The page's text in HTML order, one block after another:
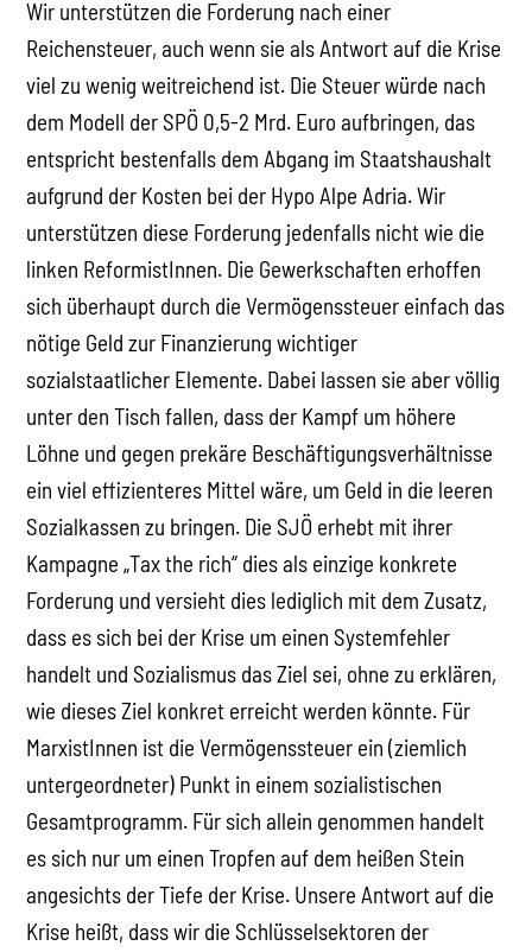
Wir unterstützen die Forderung nach einer
Reichensteuer, auch wenn sie als Antwort auf die Krise
viel zu wenig weitreichend ist. Die Steuer würde nach
dem Modell der SPÖ 0,5-2 Mrd. Euro aufbringen, das
entspricht bestenfalls dem Abgang im Staatshaushalt
aufgrund der Kosten bei der Hypo Alpe Adria. Wir
unterstützen diese Forderung jedenfalls nicht wie die
linken ReformistInnen. Die Gewerkschaften erhoffen
sich überhaupt durch die Vermögenssteuer einfach das
nötige Geld zur Finanzierung wichtiger
sozialstaatlicher Elemente. Dabei lassen sie aber völlig
unter den Tisch fallen, dass der Kampf um höhere
Löhne und gegen prekäre Beschäftigungsverhältnisse
ein viel effizienteres Mittel wäre, um Geld in die leeren
Sozialkassen zu bringen. Die SJÖ erhebt mit ihrer
Kampagne „Tax the rich“ dies als einzige konkrete
Forderung und versieht dies lediglich mit dem Zusatz,
dass es sich bei der Krise um einen Systemfehler
handelt und Sozialismus das Ziel sei, ohne zu erklären,
wie dieses Ziel konkret erreicht werden könnte. Für
MarxistInnen ist die Vermögenssteuer ein (ziemlich
untergeordneter) Punkt in einem sozialistischen
Gesamtprogramm. Für sich allein genommen handelt
es sich nur um einen Tropfen auf dem heißen Stein
angesichts der Tiefe der Krise. Unsere Antwort auf die
Krise heißt, dass wir die Schlüsselsektoren der